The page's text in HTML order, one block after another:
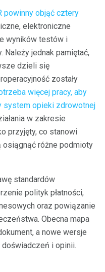
powinny objąć cztery
elektroniczne
wyników testów i
Należy jednak pamiętać,
dzieli się
zostały
więcej pracy, aby
system opieki zdrowotnej
w zakresie
przyjęty, co stanowi
osiągnąć różne podmioty
standardów
polityk płatności,
oraz powiązanie
Obecna mapa
a nowe wersje
i opinii.